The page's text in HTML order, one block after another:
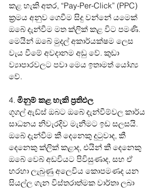
කළ හැකි අතර, “Pay-Per-Click” (PPC)
ක්‍රමය අනුව ගෙවීම සිදු වන්නේ යමෙක්
ඔබේ දැන්වීම මත ක්ලික් කළ විට පමණි.
මෙයින් ඔබේ මුදල් අකාර්යක්ෂම ලෙස
වැය වීමේ අවදානම අඩු වේ. කුඩා
ව්‍යාපාරවලට පවා මෙය ඉතාමත් යෝග්‍ය
වේ.
4. මිනුම් කළ හැකි ප්‍රතිඵල
ගූගල් ඇඩ්ස් ඔබට ඔබේ දැන්වීම්වල කාර්ය
සාධනය නිවැරදිව මැනීමට ඉඩ සලසයි.
ඔබේ දැන්වීම කී දෙනෙකු දුටුවාද, කී
දෙනෙකු ක්ලික් කළාද, එයින් කී දෙනෙකු
ඔබේ වෙබ් අඩවියට පිවිසුණාද, සහ ඒ
හරහා ලැබුණු අලෙවිය කොපමණද යන
සියල්ල ගැන විස්තරාත්මක වාර්තා ලබා